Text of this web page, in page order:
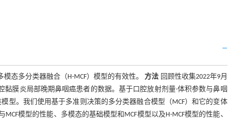
态多分类器融合（H-MCF）模型的有效性。方法 回顾性收集2022年9月
膜炎局部晚期鼻咽癌患者的数据。基于口腔放射剂量-体积参数与鼻咽
型。我们使用基于多准则决策的多分类器融合模型（MCF）和它的变体
模型的性能、多模态的基础模型和MCF模型以及H-MCF模型的性能、